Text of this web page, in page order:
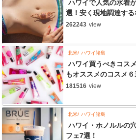
ハワイで人気の水着
選！安く現地調達する
262243 view
北米 ハワイ諸島
ハワイ買うべきコス
もオススメのコスメ６
181516 view
北米 ハワイ諸島
ハワイ・ホノルルの
フェ7選！